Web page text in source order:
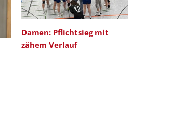
Damen: Pflichtsieg mit
zähem Verlauf